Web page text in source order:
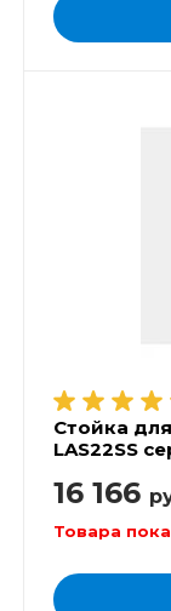
Стойка
LAS22SS
16 166
Товара